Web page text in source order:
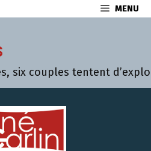
MENU
six couples tentent